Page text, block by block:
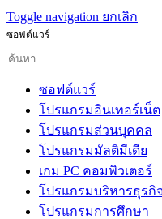
Toggle navigation ยกเลิก
ซอฟต์แวร์
ซอฟต์แวร์
โปรแกรมอินเทอร์เน็ต
โปรแกรมส่วนบุคคล
โปรแกรมมัลติมีเดีย
เกม PC คอมพิวเตอร์
โปรแกรมบริหารธุรกิจ
โปรแกรมการศึกษา